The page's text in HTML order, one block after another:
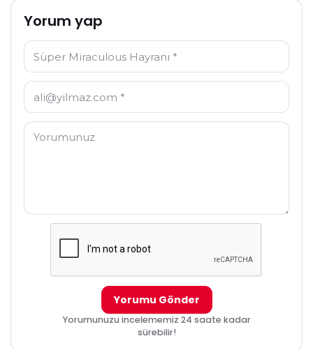
power works by deliberately triggering an akumatization. But the
first members of the Resistance, Marinette, Adrien and Alya, are
not convinced. Would Ladybug and Cat Noir agree with such a
Yorum yap
İsim: *
E-posta: *
Yorum: *
Yorumu Gönder
Yorumunuzu incelememiz 24 saate kadar
sürebilir!